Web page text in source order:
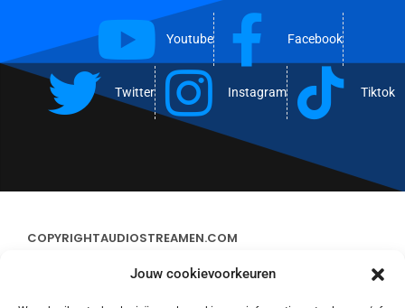
Jouw cookievoorkeuren
Youtube Facebook
Twitter Instagram Tiktok
COPYRIGHTAUDIOSTREAMEN.COM